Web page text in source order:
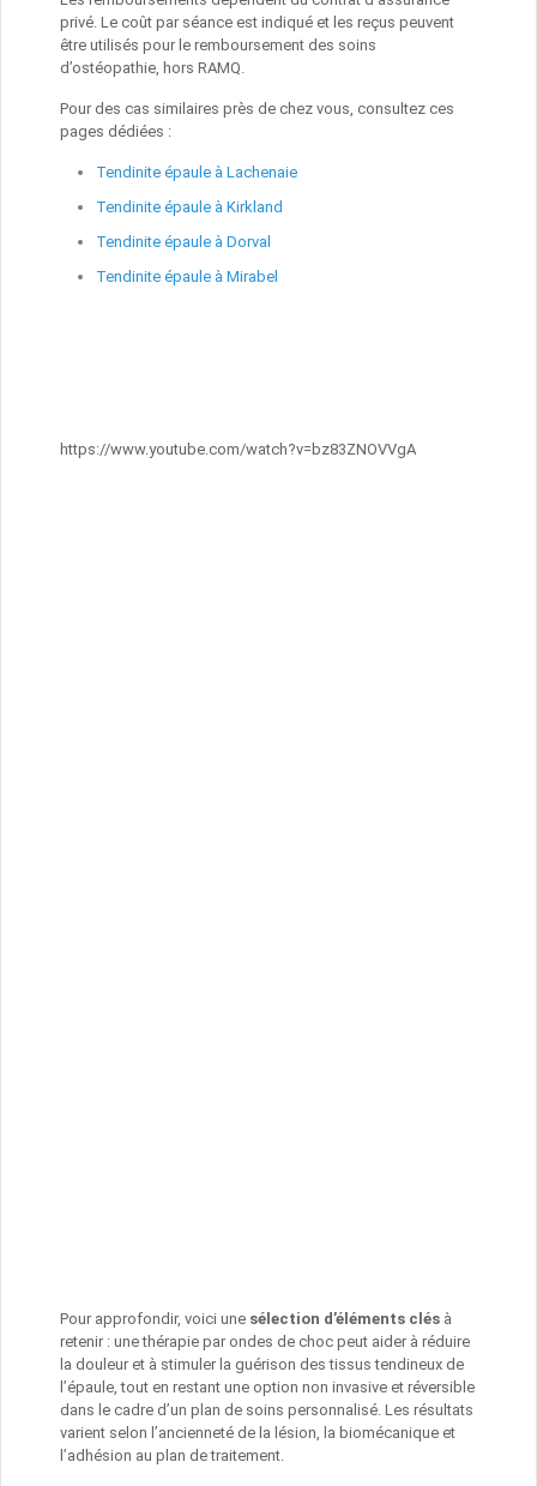
privé. Le coût par séance est indiqué et les reçus peuvent
être utilisés pour le remboursement des soins
d’ostéopathie, hors RAMQ.
Pour des cas similaires près de chez vous, consultez ces
pages dédiées :
Tendinite épaule à Lachenaie
Tendinite épaule à Kirkland
Tendinite épaule à Dorval
Tendinite épaule à Mirabel
https://www.youtube.com/watch?v=bz83ZNOVVgA
Pour approfondir, voici une sélection d’éléments clésà
retenir : une thérapie par ondes de choc peut aider à réduire
la douleur et à stimuler la guérison des tissus tendineux de
l’épaule, tout en restant une option non invasive et réversible
dans le cadre d’un plan de soins personnalisé. Les résultats
varient selon l’ancienneté de la lésion, la biomécanique et
l’adhésion au plan de traitement.